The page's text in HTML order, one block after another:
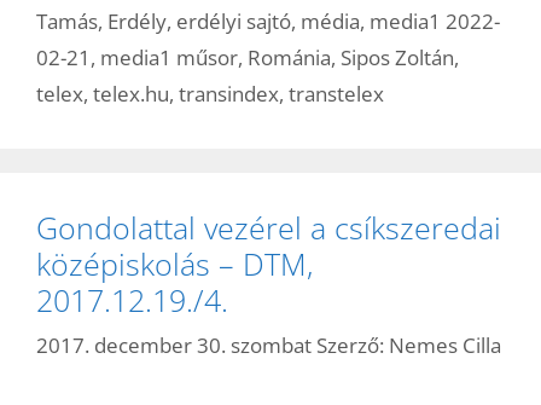
Tamás, Erdély, erdélyi sajtó, média, media1 2022-
02-21 , media1 műsor, Románia, Sipos Zoltán,
telex, telex.hu, transindex, transtelex
Gondolattal vezérel a csíkszeredai
középiskolás – DTM,
2017.12.19./4.
2017. december 30. szombat Szerző: Nemes Cilla